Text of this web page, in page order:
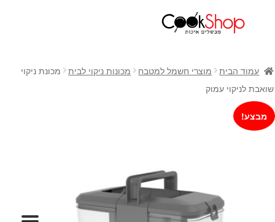
חנות
כלי בישול
סירים
מחבתות
כלי הגשה ואירוח
גאדג'טס וכלי מטבח
עמוד הבית מוצרי חשמל למטבח מכונות ניקוי לבית
מכונת ניקוי
שואבת לניקוי עמוק
מבצע!